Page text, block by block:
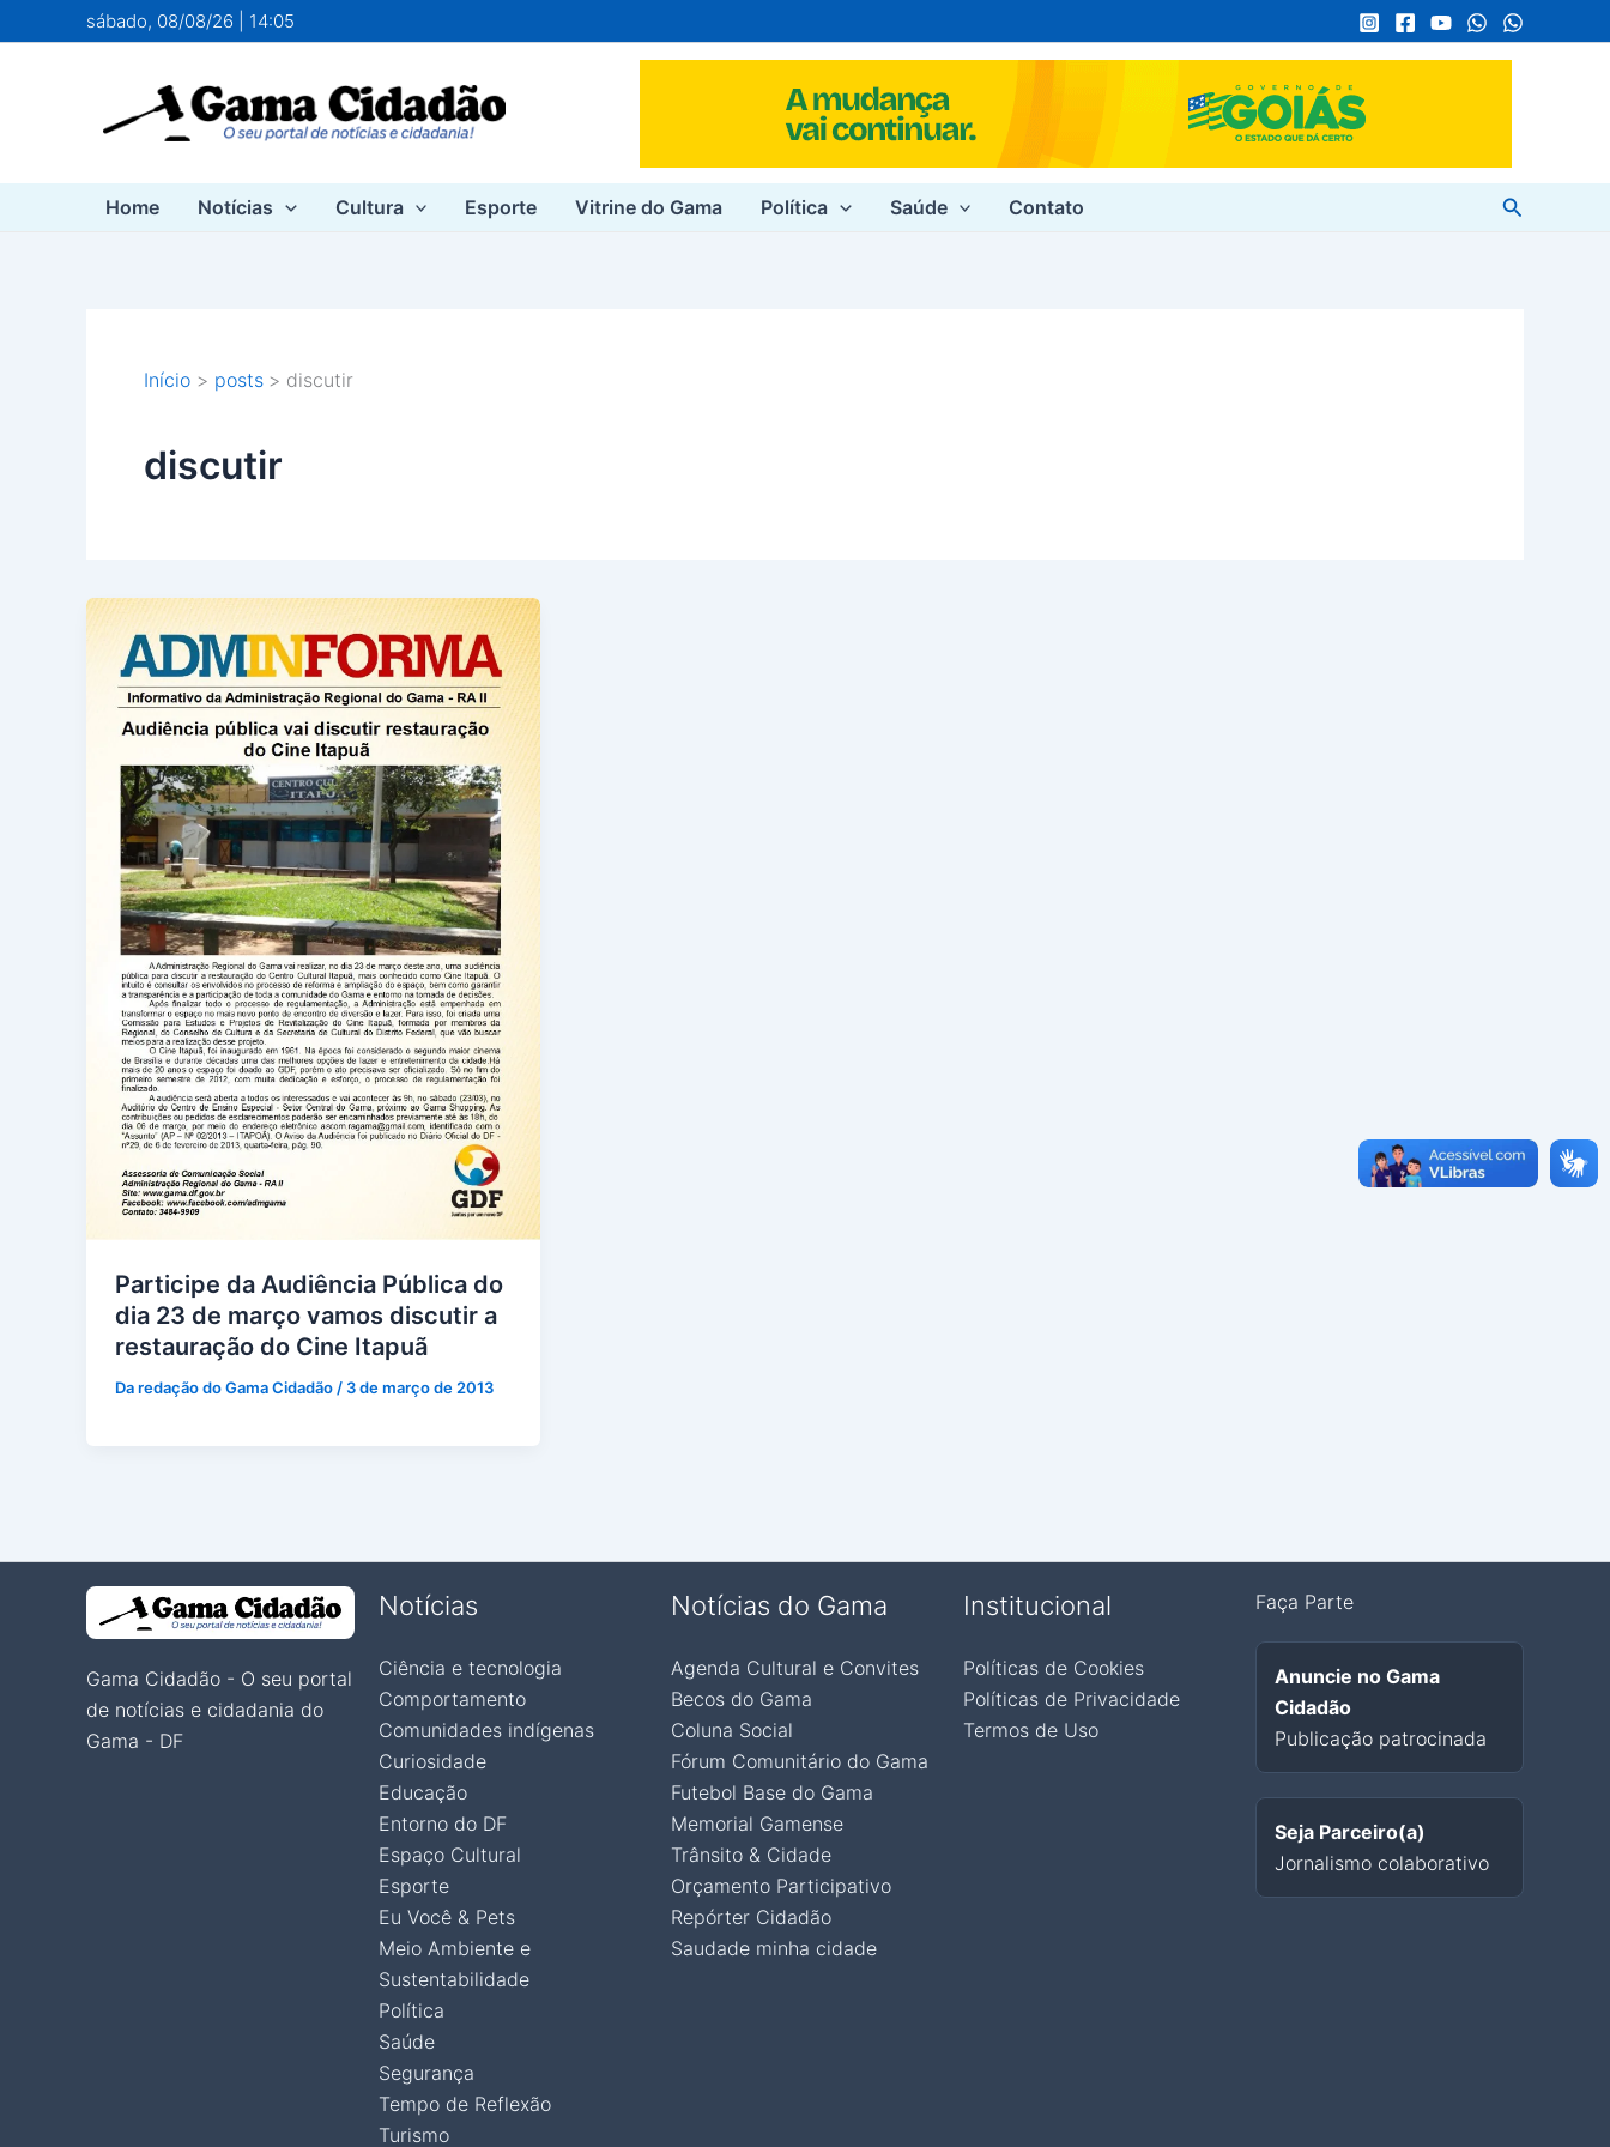
para
sábado, 08/08/26 | 14:05
Home Notícias Cultura Esporte Vitrine do Gama Política Saúde Contato Pesquisar
Início posts discutir
discutir
Participe da Audiência Pública do
dia 23 de março vamos discutir a
restauração do Cine Itapuã
Da redação do Gama Cidadão / 3 de março de 2013
Gama Cidadão - O seu portal
de notícias e cidadania do
Gama - DF
Notícias
Ciência e tecnologia
Comportamento
Comunidades indígenas
Curiosidade
Educação
Entorno do DF
Espaço Cultural
Esporte
Eu Você & Pets
Meio Ambiente e
Sustentabilidade
Política
Saúde
Segurança
Tempo de Reflexão
Turismo
Notícias do Gama
Agenda Cultural e Convites
Becos do Gama
Coluna Social
Fórum Comunitário do Gama
Futebol Base do Gama
Memorial Gamense
Trânsito & Cidade
Orçamento Participativo
Repórter Cidadão
Saudade minha cidade
Institucional
Políticas de Cookies
Políticas de Privacidade
Termos de Uso
Faça Parte
Anuncie no Gama
Cidadão
Publicação patrocinada
Seja Parceiro(a)
Jornalismo colaborativo